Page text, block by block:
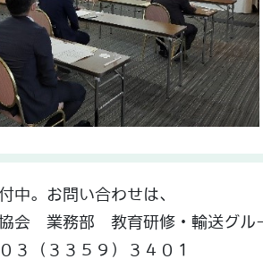
中。お問い合わせは、
協会 業務部 教育研修・輸送グル
３（３３５９）３４０１